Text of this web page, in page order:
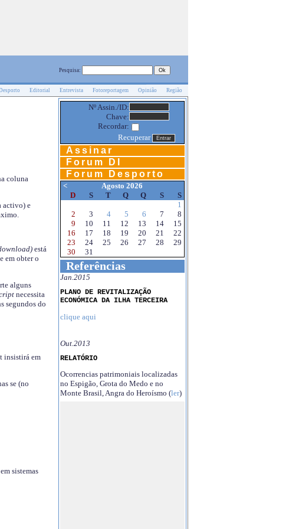
Pesquisa:
Editorial Entrevista Fotoreportagem Opinião Região
coluna
activo) e
está
em obter o
alguns
necessita
segundos do
insistirá em
se (no
sistemas
Nº Assin./ID:
Chave:
Recordar:
Recuperar
Assinar
Forum DI
Forum Desporto
<
Agosto 2026
D
S T Q Q S
S
1
2
3 4 5 6 7
8
9
10 11 12 13 14
15
16
17 18 19 20 21
22
23
24 25 26 27 28
29
30
31
Referências
Jan.2015
PLANO DE REVITALIZAÇÃO
ECONÓMICA DA ILHA TERCEIRA
clique aqui
Out.2013
RELATÓRIO
Ocorrencias patrimoniais localizadas
no Espigão, Grota do Medo e no
Monte Brasil, Angra do Heroísmo (ler)